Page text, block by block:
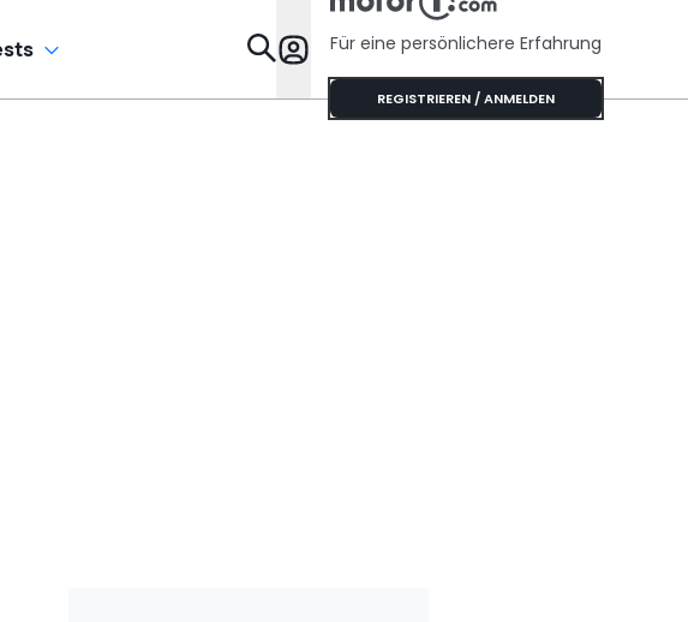
Specials
Für eine persönlichere Erfahrung
REGISTRIEREN / ANMELDEN